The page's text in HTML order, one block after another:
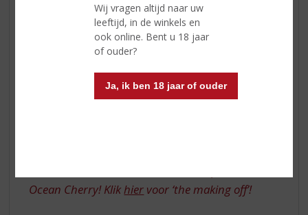
Wij vragen altijd naar uw
leeftijd, in de winkels en
ook online. Bent u 18 jaar
of ouder?
Ja, ik ben 18 jaar of ouder
Ocean Cherry! Klikhier voor ‘the making off’!